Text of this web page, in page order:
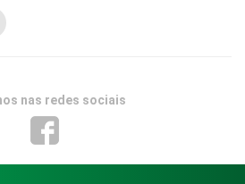
nas redes sociais